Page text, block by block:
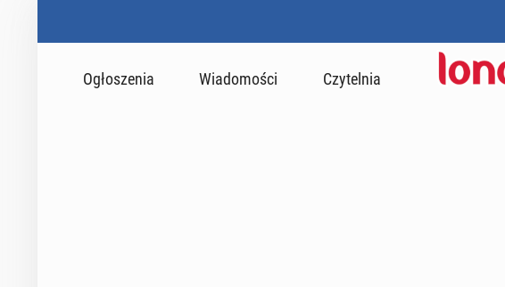
Ogłoszenia Wiadomości Czytelnia